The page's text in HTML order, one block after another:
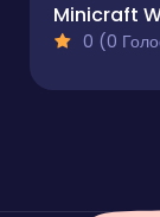
0 (0